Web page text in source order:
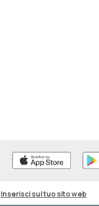
Inserisci sul tuo sito web